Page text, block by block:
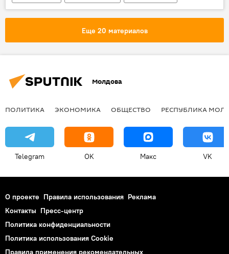
Республика Молдова
прогноз
Еще 20 материалов
Молдова
ПОЛИТИКА ЭКОНОМИКА ОБЩЕСТВО РЕСПУБЛИКА
Telegram OK Макс VK
О проекте Правила использования Реклама
Контакты Пресс-центр
Политика конфиденциальности
Политика использования Cookie
Правила применения рекомендательных